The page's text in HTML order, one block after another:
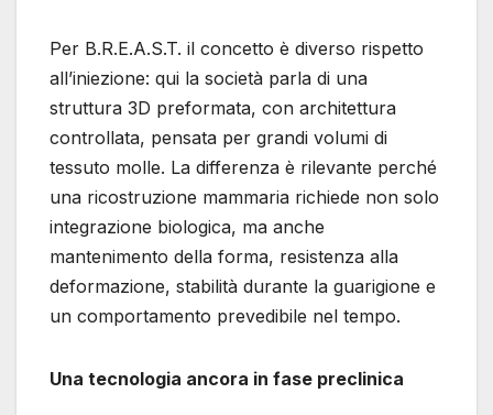
Per B.R.E.A.S.T. il concetto è diverso rispetto
all’iniezione: qui la società parla di una
struttura 3D preformata, con architettura
controllata, pensata per grandi volumi di
tessuto molle. La differenza è rilevante perché
una ricostruzione mammaria richiede non solo
integrazione biologica, ma anche
mantenimento della forma, resistenza alla
deformazione, stabilità durante la guarigione e
un comportamento prevedibile nel tempo.
Una tecnologia ancora in fase preclinica